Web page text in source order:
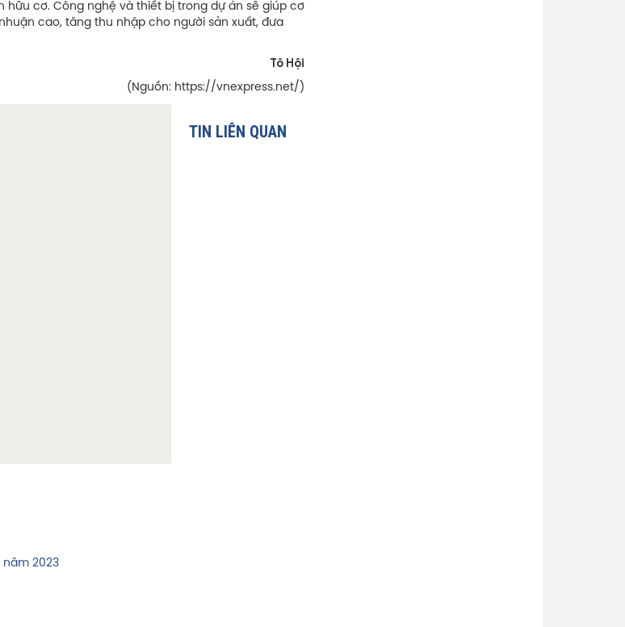
cơ. Công nghệ và thiết bị trong dự án sẽ giúp cơ
cao, tăng thu nhập cho người sản xuất, đưa
Tô Hội
(Nguồn: https://vnexpress.net/)
TIN LIÊN QUAN
năm 2023